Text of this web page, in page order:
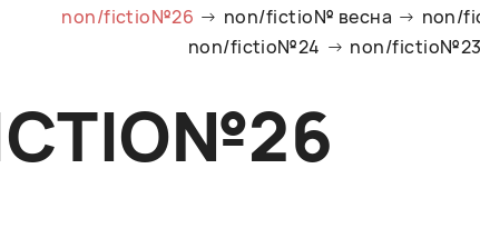
non/fictio№26
non/fictio№ весна non/
non/fictio№24
non/fictio№23